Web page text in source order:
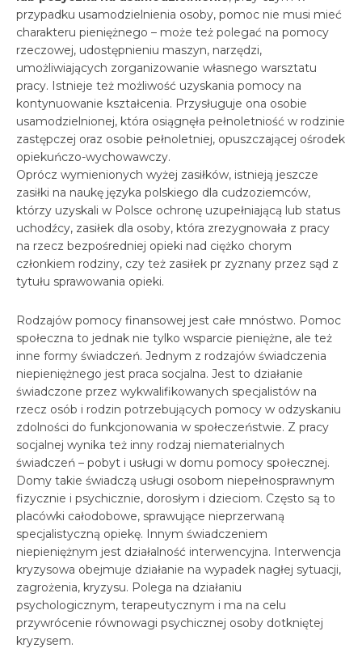
przypadku usamodzielnienia osoby, pomoc nie musi mieć
charakteru pieniężnego – może też polegać na pomocy
rzeczowej, udostępnieniu maszyn, narzędzi,
umożliwiających zorganizowanie własnego warsztatu
pracy. Istnieje też możliwość uzyskania pomocy na
kontynuowanie kształcenia. Przysługuje ona osobie
usamodzielnionej, która osiągnęła pełnoletniość w rodzinie
zastępczej oraz osobie pełnoletniej, opuszczającej ośrodek
opiekuńczo-wychowawczy.
Oprócz wymienionych wyżej zasiłków, istnieją jeszcze
zasiłki na naukę języka polskiego dla cudzoziemców,
którzy uzyskali w Polsce ochronę uzupełniającą lub status
uchodźcy, zasiłek dla osoby, która zrezygnowała z pracy
na rzecz bezpośredniej opieki nad ciężko chorym
członkiem rodziny, czy też zasiłek pr zyznany przez sąd z
tytułu sprawowania opieki.
Rodzajów pomocy finansowej jest całe mnóstwo. Pomoc
społeczna to jednak nie tylko wsparcie pieniężne, ale też
inne formy świadczeń. Jednym z rodzajów świadczenia
niepieniężnego jest praca socjalna. Jest to działanie
świadczone przez wykwalifikowanych specjalistów na
rzecz osób i rodzin potrzebujących pomocy w odzyskaniu
zdolności do funkcjonowania w społeczeństwie. Z pracy
socjalnej wynika też inny rodzaj niematerialnych
świadczeń – pobyt i usługi w domu pomocy społecznej.
Domy takie świadczą usługi osobom niepełnosprawnym
fizycznie i psychicznie, dorosłym i dzieciom. Często są to
placówki całodobowe, sprawujące nieprzerwaną
specjalistyczną opiekę. Innym świadczeniem
niepieniężnym jest działalność interwencyjna. Interwencja
kryzysowa obejmuje działanie na wypadek nagłej sytuacji,
zagrożenia, kryzysu. Polega na działaniu
psychologicznym, terapeutycznym i ma na celu
przywrócenie równowagi psychicznej osoby dotkniętej
kryzysem.